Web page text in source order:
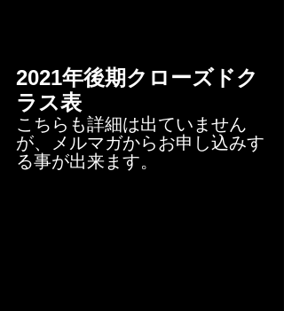
2021年後期クローズドク
ラス表
こちらも詳細は出ていません
が、メルマガからお申し込みす
る事が出来ます。